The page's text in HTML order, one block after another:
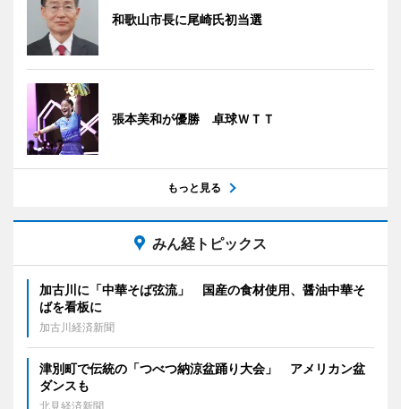
和歌山市長に尾崎氏初当選
張本美和が優勝 卓球ＷＴＴ
もっと見る
みん経トピックス
加古川に「中華そば弦流」 国産の食材使用、醤油中華そ
ばを看板に
加古川経済新聞
津別町で伝統の「つべつ納涼盆踊り大会」 アメリカン盆
ダンスも
北見経済新聞